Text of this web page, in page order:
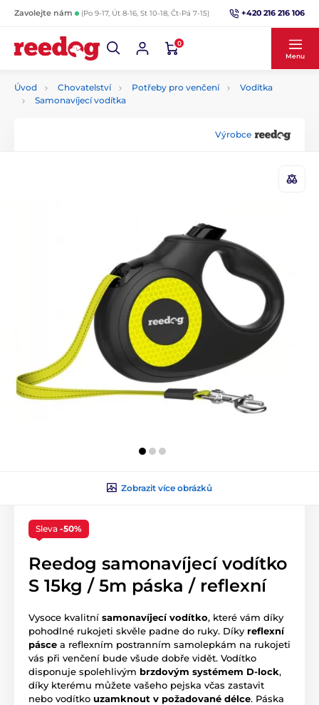
Zavolejte nám (Po 9-17, Út 8-16, St 10-18, Čt-Pá 7-15) +420 216 216 106
0
Menu
Úvod Chovatelství Potřeby pro venčení
Vodítka
Samonavíjecí vodítka
Výrobce
Zobrazit více obrázků
Sleva -50%
Reedog samonavíjecí vodítko
S 15kg / 5m páska / reflexní
Vysoce kvalitní samonavíjecí vodítko, které vám díky
pohodlné rukojeti skvěle padne do ruky. Díky reflexní
pásce a reflexním postranním samolepkám na rukojeti
vás při venčení bude všude dobře vidět. Vodítko
disponuje spolehlivým brzdovým systémem D-lock,
díky kterému můžete vašeho pejska včas zastavit
nebo vodítko uzamknout v požadované délce. Páska